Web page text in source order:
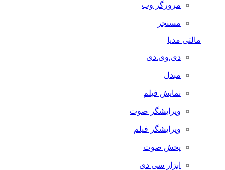
مرورگر وب
مسنجر
مالتی مدیا
دی.وی.دی
مبدل
نمایش فیلم
ویرایشگر صوت
ویرایشگر فیلم
پخش صوت
ابزار سی دی